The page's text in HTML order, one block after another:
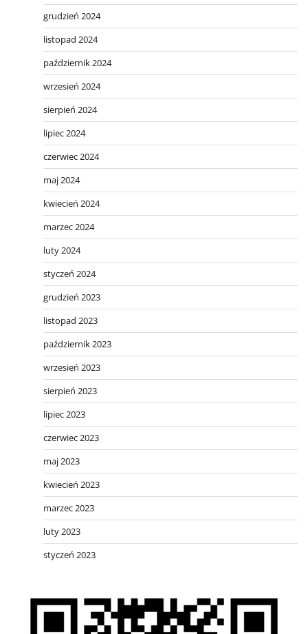
grudzień 2024
listopad 2024
październik 2024
wrzesień 2024
sierpień 2024
lipiec 2024
czerwiec 2024
maj 2024
kwiecień 2024
marzec 2024
luty 2024
styczeń 2024
grudzień 2023
listopad 2023
październik 2023
wrzesień 2023
sierpień 2023
lipiec 2023
czerwiec 2023
maj 2023
kwiecień 2023
marzec 2023
luty 2023
styczeń 2023